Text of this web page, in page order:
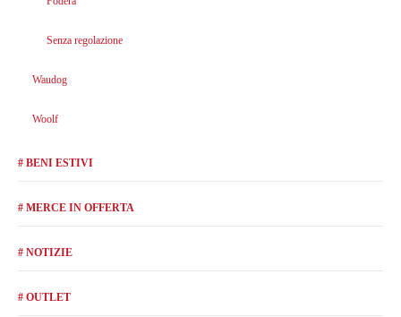
Senza regolazione
Waudog
Woolf
# BENI ESTIVI
# MERCE IN OFFERTA
# NOTIZIE
# OUTLET